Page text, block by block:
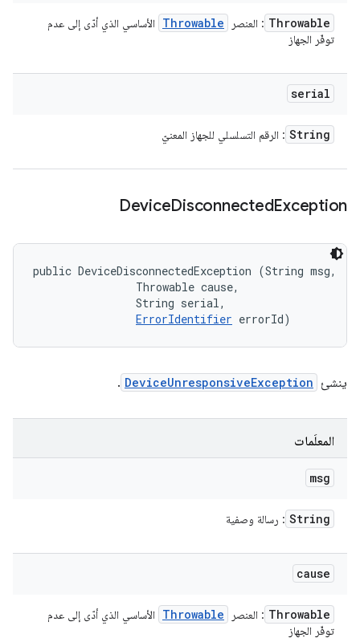
Throwable : العنصر Throwable
الأساسي الذي أدّى إلى عدم
توفّر الجهاز
serial
String : الرقم التسلسلي للجهاز المعنيّ
DeviceDisconnectedException
public DeviceDisconnectedException (String msg,
                Throwable cause,
                String serial,
ErrorIdentifier errorId)
ينشئ DeviceUnresponsiveException
.
المعلَمات
msg
String : رسالة وصفية
cause
Throwable : العنصر Throwable
الأساسي الذي أدّى إلى عدم
توفّر الجهاز